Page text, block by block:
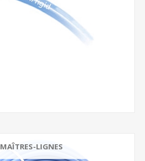
MAÎTRES-LIGNES